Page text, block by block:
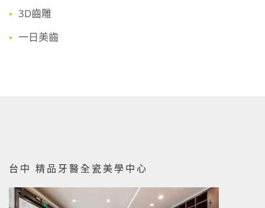
3D齒雕
一日美齒
台中 精品牙醫全瓷美學中心